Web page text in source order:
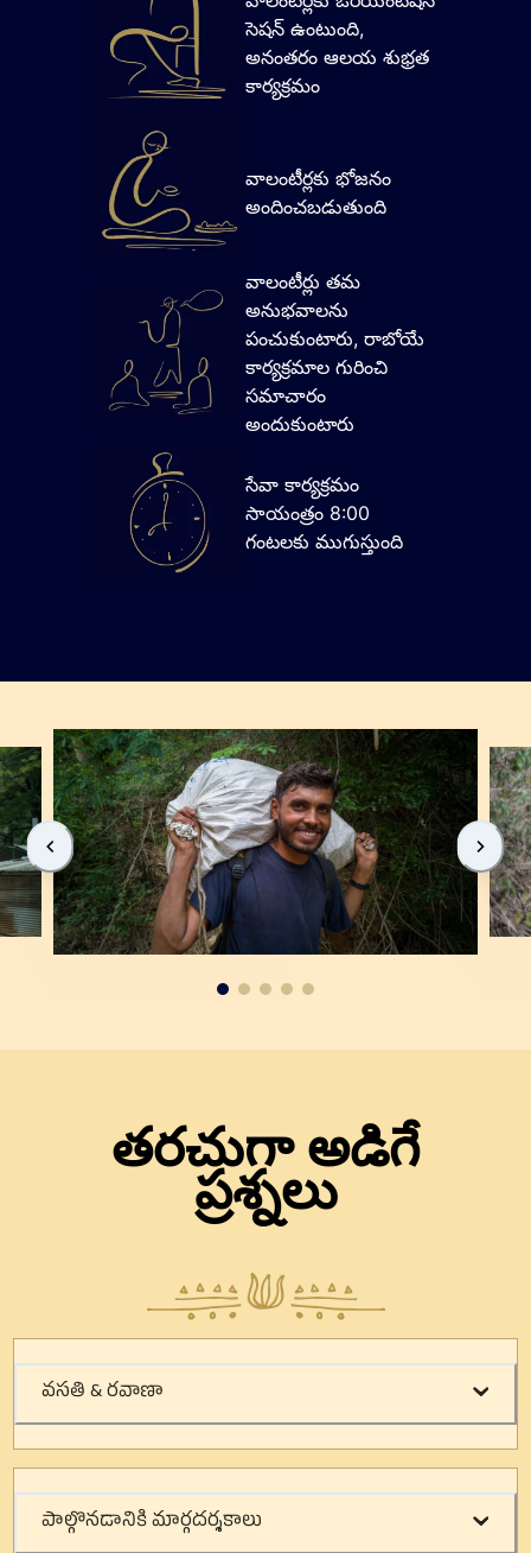
సెషన్ ఉంటుంది,
అనంతరం ఆలయ శుభ్రత
కార్యక్రమం
వాలంటీర్లకు భోజనం
అందించబడుతుంది
వాలంటీర్లు తమ
అనుభవాలను
పంచుకుంటారు, రాబోయే
కార్యక్రమాల గురించి
సమాచారం
అందుకుంటారు
సేవా కార్యక్రమం
సాయంత్రం 8:00
గంటలకు ముగుస్తుంది
తరచుగా అడిగే
ప్రశ్నలు
వసతి & రవాణా
పాల్గొనడానికి మార్గదర్శకాలు